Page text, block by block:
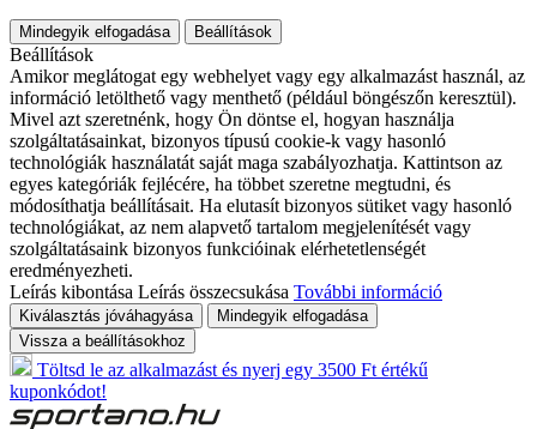
Mindegyik elfogadása Beállítások
Beállítások
Amikor meglátogat egy webhelyet vagy egy alkalmazást használ, az
információ letölthető vagy menthető (például böngészőn keresztül).
Mivel azt szeretnénk, hogy Ön döntse el, hogyan használja
szolgáltatásainkat, bizonyos típusú cookie-k vagy hasonló
technológiák használatát saját maga szabályozhatja. Kattintson az
egyes kategóriák fejlécére, ha többet szeretne megtudni, és
módosíthatja beállításait. Ha elutasít bizonyos sütiket vagy hasonló
technológiákat, az nem alapvető tartalom megjelenítését vagy
szolgáltatásaink bizonyos funkcióinak elérhetetlenségét
eredményezheti.
Leírás kibontása Leírás összecsukása További információ
Kiválasztás jóváhagyása
Mindegyik elfogadása
Vissza a beállításokhoz
Töltsd le az alkalmazást és nyerj egy 3500 Ft értékű
kuponkódot!